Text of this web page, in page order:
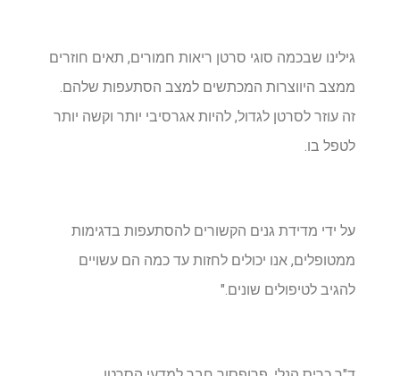
גילינו שבכמה סוגי סרטן ריאות חמורים, תאים חוזרים
ממצב היווצרות המכתשים למצב הסתעפות שלהם.
זה עוזר לסרטן לגדול, להיות אגרסיבי יותר וקשה יותר
לטפל בו.
על ידי מדידת גנים הקשורים להסתעפות בדגימות
ממטופלים, אנו יכולים לחזות עד כמה הם עשויים
להגיב לטיפולים שונים."